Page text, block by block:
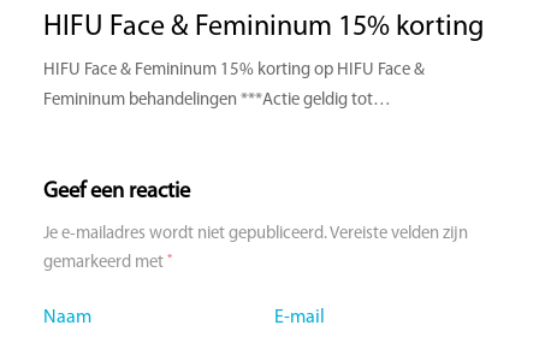
HIFU Face & Femininum 15% korting
HIFU Face & Femininum 15% korting op HIFU Face &
Femininum behandelingen ***Actie geldig tot…
Geef een reactie
Je e-mailadres wordt niet gepubliceerd.Vereiste velden zijn
gemarkeerd met *
Naam E-mail